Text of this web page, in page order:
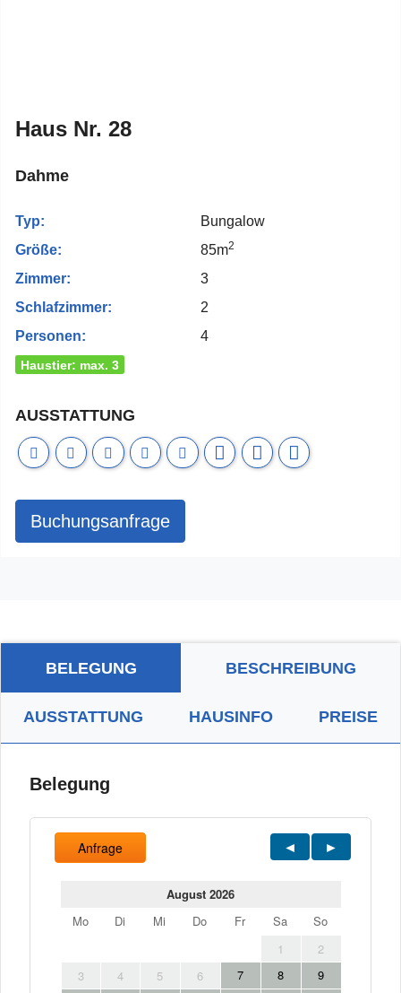
Haus Nr. 28
Dahme
Typ:
Bungalow
Größe:
85m2
Zimmer:
3
Schlafzimmer:
2
Personen:
4
Haustier: max. 3
AUSSTATTUNG
Buchungsanfrage
BELEGUNG BESCHREIBUNG
AUSSTATTUNG HAUSINFO PREISE
Belegung